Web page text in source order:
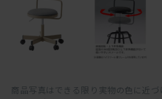
商品写真はできる限り実物の色に近